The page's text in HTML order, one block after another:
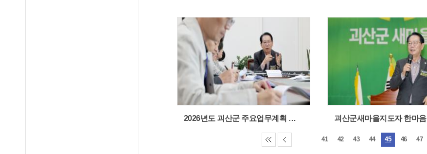
2026년도 괴산군 주요업무계획 보고 (2025.10.20)
41 42 43 44 45 46 47